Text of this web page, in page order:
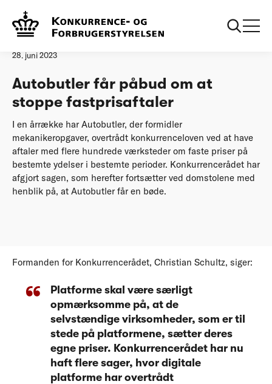
Forside
28. juni 2023
Autobutler får påbud om at
stoppe fastprisaftaler
I en årrække har Autobutler, der formidler
mekanikeropgaver, overtrådt konkurrenceloven ved at have
aftaler med flere hundrede værksteder om faste priser på
bestemte ydelser i bestemte perioder. Konkurrencerådet har
afgjort sagen, som herefter fortsætter ved domstolene med
henblik på, at Autobutler får en bøde.
Formanden for Konkurrencerådet, Christian Schultz, siger:
Platforme skal være særligt
opmærksomme på, at de
selvstændige virksomheder, som er til
stede på platformene, sætter deres
egne priser. Konkurrencerådet har nu
haft flere sager, hvor digitale
platforme har overtrådt